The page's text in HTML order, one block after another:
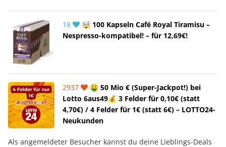
18
🤯 100 Kapseln Café Royal Tiramisu –
Nespresso-kompatibel! – für 12,69€!
2937
🤑 50 Mio € (Super-Jackpot!) bei
Lotto 6aus49💰 3 Felder für 0,10€ (statt
4,70€) / 4 Felder für 1€ (statt 6€) – LOTTO24-
Neukunden
Als angemeldeter Besucher kannst du deine Lieblings-Deals